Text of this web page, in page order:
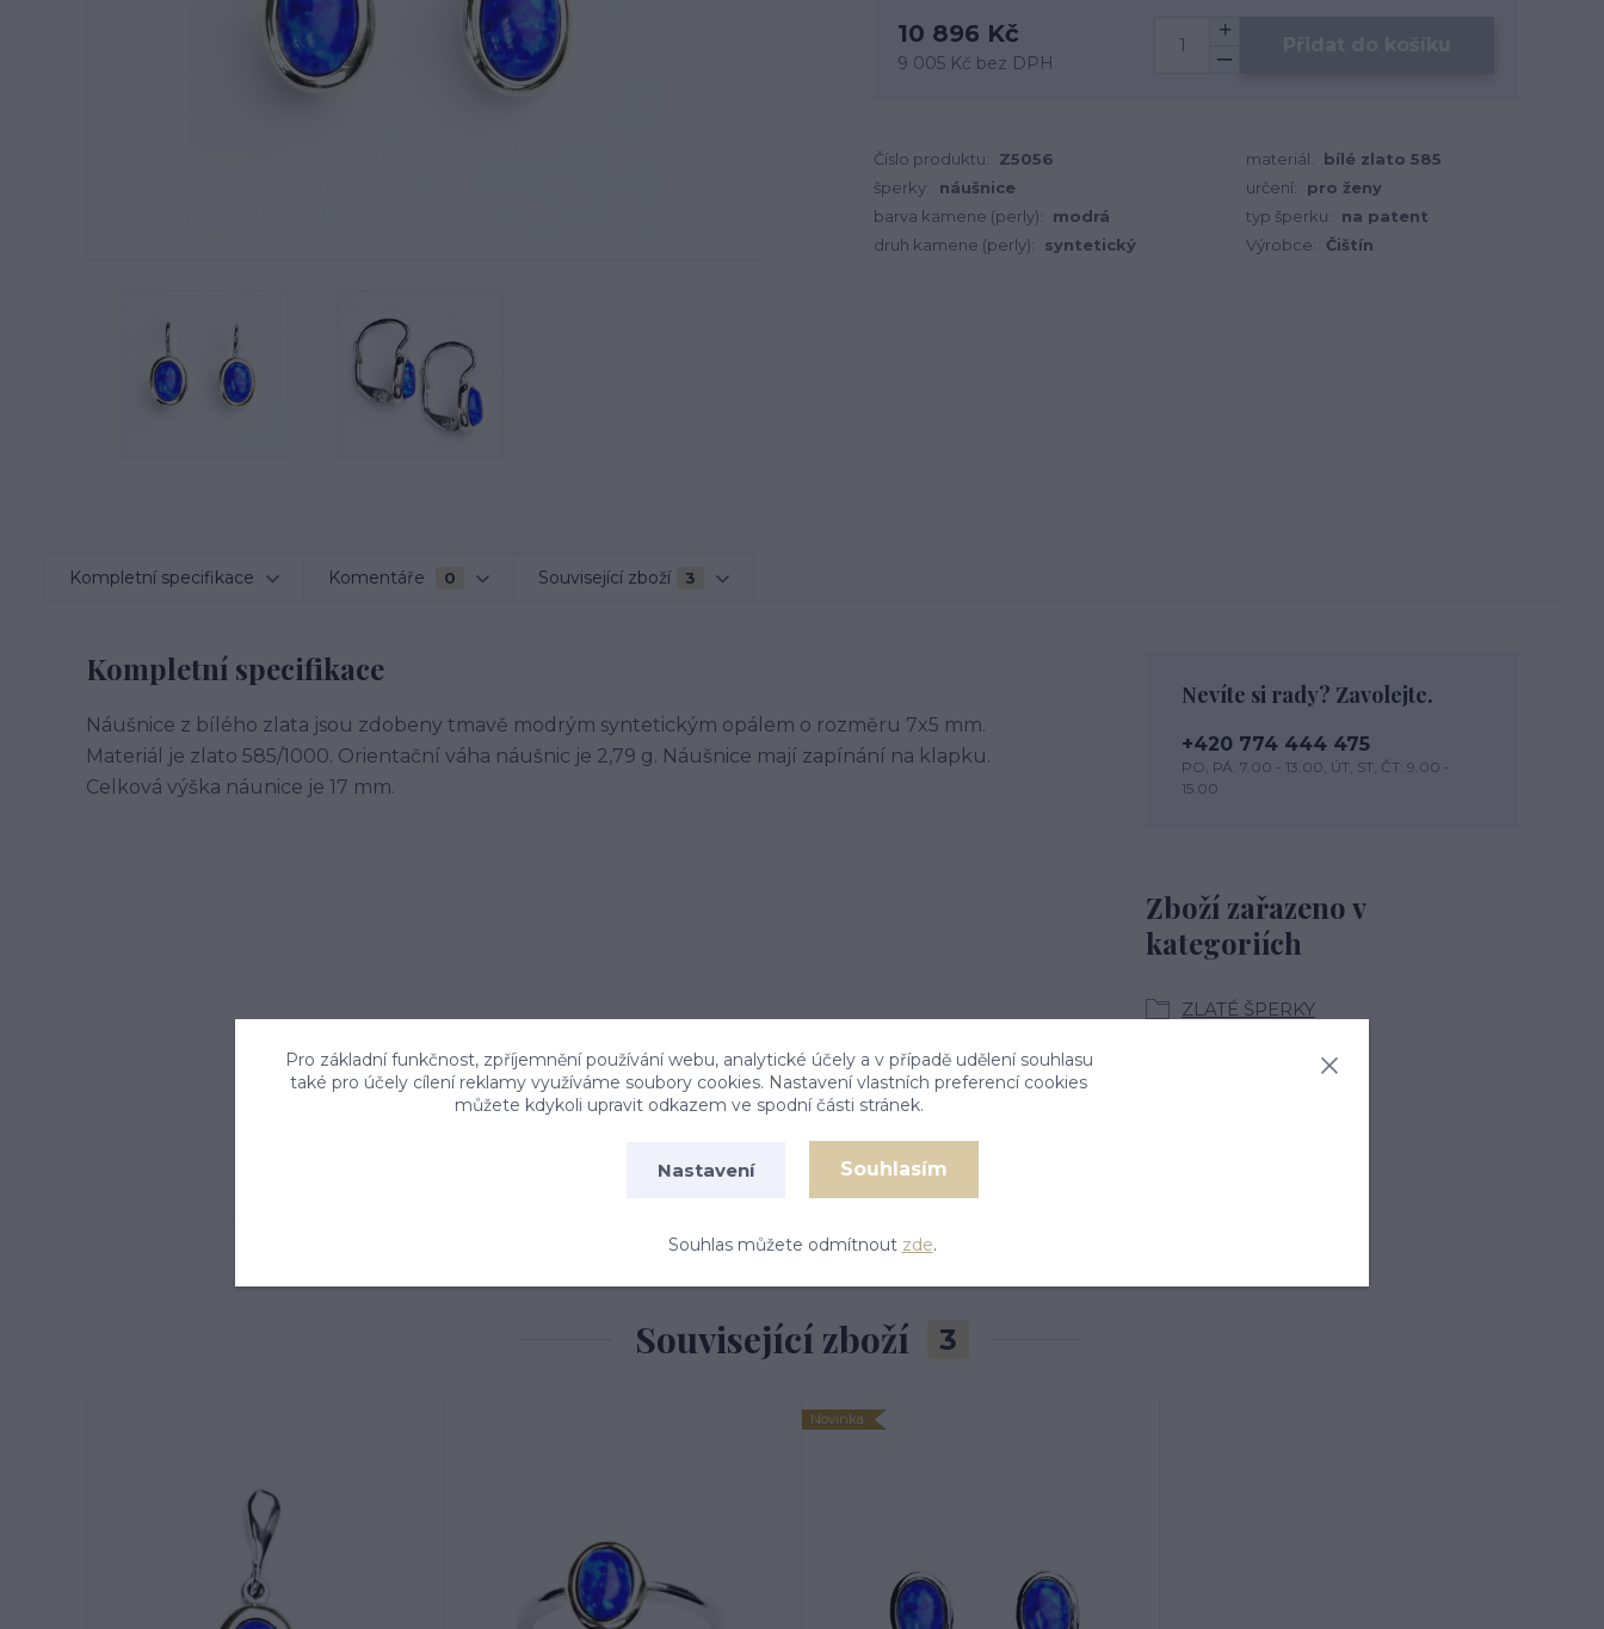
10 896 Kč
9 005 Kč bez DPH
Číslo produktu: Z5056 materiál:
bílé zlato 585
šperky:
náušnice určení:
pro ženy
barva kamene (perly):
modrá typ šperku:
na patent
druh kamene (perly):
syntetický Výrobce: Čištín
Kompletní specifikace Komentáře 0 Související zboží 3
Kompletní specifikace
Náušnice z bílého zlata jsou zdobeny tmavě modrým syntetickým opálem o rozměru 7x5 mm.
Materiál je zlato 585/1000. Orientační váha náušnic je 2,79 g. Náušnice mají zapínání na klapku.
Celková výška náunice je 17 mm.
Zboží zařazeno v
kategoriích
ZLATÉ ŠPERKY
Nevíte si rady? Zavolejte.
+420 774 444 475
PO, PÁ: 7.00 - 13.00, ÚT, ST, ČT: 9.00 -
15.00
Související zboží 3
Novinka
Pro základní funkčnost, zpříjemnění používání webu, analytické účely a v případě udělení souhlasu
také pro účely cílení reklamy využíváme soubory cookies. Nastavení vlastních preferencí cookies
můžete kdykoli upravit odkazem ve spodní části stránek.
Nastavení Souhlasím
Souhlas můžete odmítnout zde.